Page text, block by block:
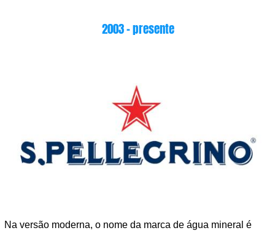
2003 – presente
Na versão moderna, o nome da marca de água mineral é